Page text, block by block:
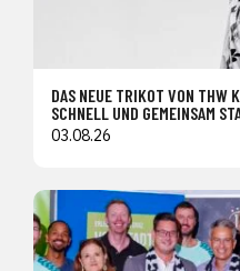
DAS NEUE TRIKOT VON THW
SCHNELL UND GEMEINSAM
03.08.26